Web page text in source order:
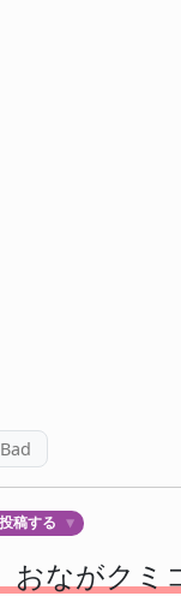
稿する ▼
ながクミ